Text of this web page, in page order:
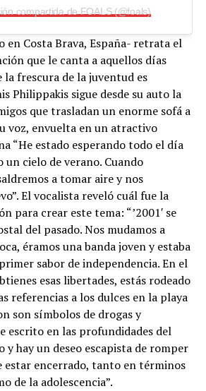
compartida de FOALS (@foals)
en Costa Brava, España- retrata el
que le canta a aquellos días
la frescura de la juventud es
Philippakis sigue desde su auto la
que trasladan un enorme sofá a
voz, envuelta en un atractivo
“He estado esperando todo el día
un cielo de verano. Cuando
a tomar aire y nos
El vocalista reveló cuál fue la
para crear este tema: “’2001′ se
del pasado. Nos mudamos a
éramos una banda joven y estaba
sabor de independencia. En el
esas libertades, estás rodeado
referencias a los dulces en la playa
son símbolos de drogas y
escrito en las profundidades del
y hay un deseo escapista de romper
estar encerrado, tanto en términos
de la adolescencia”.